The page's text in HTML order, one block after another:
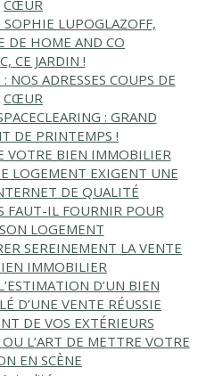
CŒUR
LUPOGLAZOFF,
DE HOME AND CO
CE JARDIN !
NOS ADRESSES COUPS DE
CŒUR
: GRAND
DE PRINTEMPS !
VOTRE BIEN IMMOBILIER
LOGEMENT EXIGENT UNE
DE QUALITÉ
FAUT-IL FOURNIR POUR
LOGEMENT
SEREINEMENT LA VENTE
IMMOBILIER
D’UN BIEN
D’UNE VENTE RÉUSSIE
DE VOS EXTÉRIEURS
L’ART DE METTRE VOTRE
EN SCÈNE